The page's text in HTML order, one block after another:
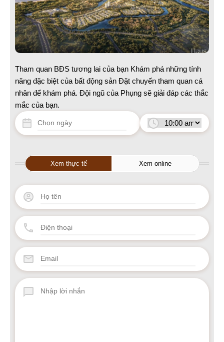
Xem thực tế Xem online
Tham quan BĐS tương lai của bạn Khám phá những tính
năng đặc biệt của bất động sản Đặt chuyến tham quan cá
nhân để khám phá. Đội ngũ của Phụng sẽ giải đáp các thắc
mắc của bạn.